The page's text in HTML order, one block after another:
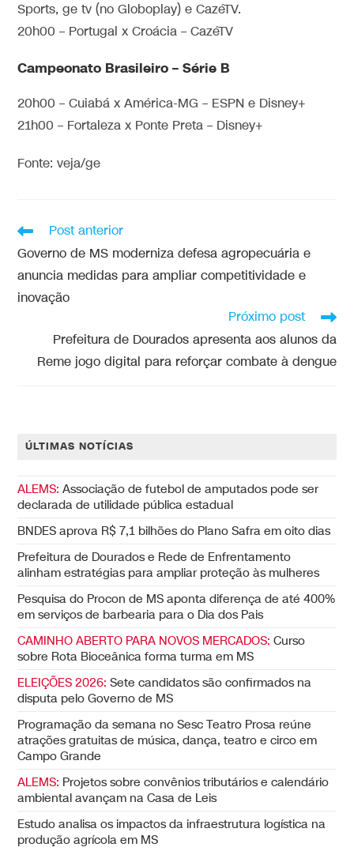
Sports, ge tv (no Globoplay) e CazéTV.
20h00 – Portugal x Croácia – CazéTV
Campeonato Brasileiro – Série B
20h00 – Cuiabá x América-MG – ESPN e Disney+
21h00 – Fortaleza x Ponte Preta – Disney+
Fonte: veja/ge
Post anterior
Governo de MS moderniza defesa agropecuária e
anuncia medidas para ampliar competitividade e
inovação
Próximo post
Prefeitura de Dourados apresenta aos alunos da
Reme jogo digital para reforçar combate à dengue
ÚLTIMAS NOTÍCIAS
ALEMS: Associação de futebol de amputados pode ser
declarada de utilidade pública estadual
BNDES aprova R$ 7,1 bilhões do Plano Safra em oito dias
Prefeitura de Dourados e Rede de Enfrentamento
alinham estratégias para ampliar proteção às mulheres
Pesquisa do Procon de MS aponta diferença de até 400%
em serviços de barbearia para o Dia dos Pais
CAMINHO ABERTO PARA NOVOS MERCADOS: Curso
sobre Rota Bioceânica forma turma em MS
ELEIÇÕES 2026: Sete candidatos são confirmados na
disputa pelo Governo de MS
Programação da semana no Sesc Teatro Prosa reúne
atrações gratuitas de música, dança, teatro e circo em
Campo Grande
ALEMS: Projetos sobre convênios tributários e calendário
ambiental avançam na Casa de Leis
Estudo analisa os impactos da infraestrutura logística na
produção agrícola em MS